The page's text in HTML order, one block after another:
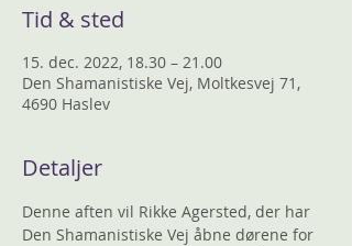
Tid & sted
15. dec. 2022, 18.30 – 21.00
Den Shamanistiske Vej, Moltkesvej 71,
4690 Haslev
Detaljer
Denne aften vil Rikke Agersted, der har
Den Shamanistiske Vej åbne dørene for